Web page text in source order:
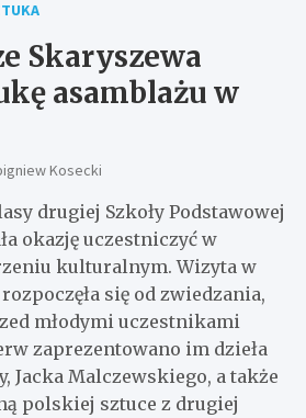
Skaryszewa
asamblażu w
Kosecki
drugiej Szkoły Podstawowej
okazję uczestniczyć w
kulturalnym. Wizyta w
się od zwiedzania,
młodymi uczestnikami
zaprezentowano im dzieła
Jacka Malczewskiego, a także
polskiej sztuce z drugiej